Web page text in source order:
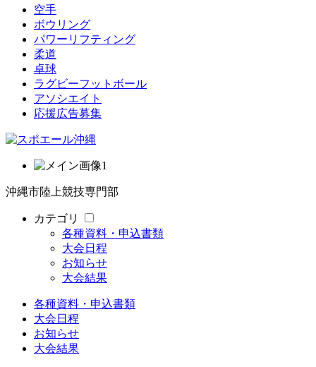
空手
ボウリング
パワーリフティング
柔道
卓球
ラグビーフットボール
アソシエイト
応援広告募集
沖縄市陸上競技専門部
カテゴリ
各種資料・申込書類
大会日程
お知らせ
大会結果
各種資料・申込書類
大会日程
お知らせ
大会結果